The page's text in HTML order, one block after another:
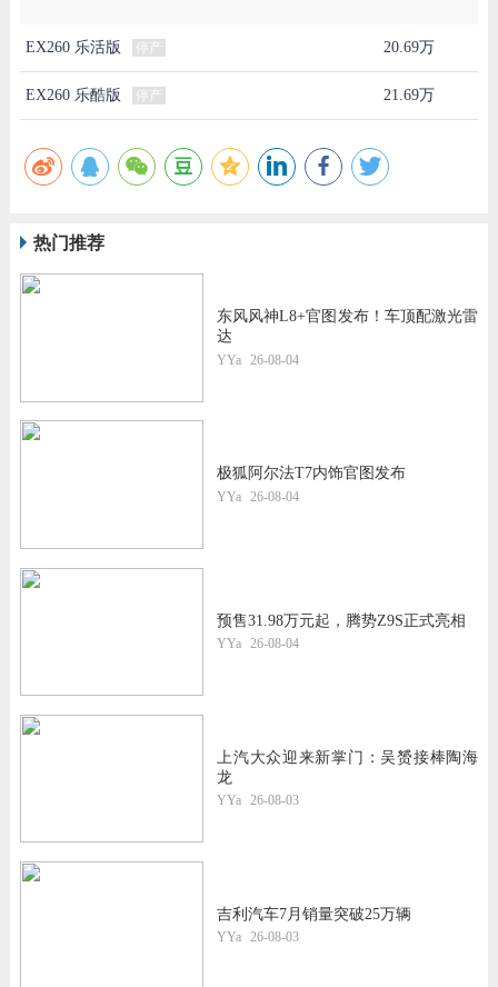
EX260 乐活版 停产 20.69万
EX260 乐酷版 停产 21.69万
热门推荐
东风风神L8+官图发布！车顶配激光雷
达
YYa 26-08-04
极狐阿尔法T7内饰官图发布
YYa 26-08-04
预售31.98万元起，腾势Z9S正式亮相
YYa 26-08-04
上汽大众迎来新掌门：吴赟接棒陶海
龙
YYa 26-08-03
吉利汽车7月销量突破25万辆
YYa 26-08-03